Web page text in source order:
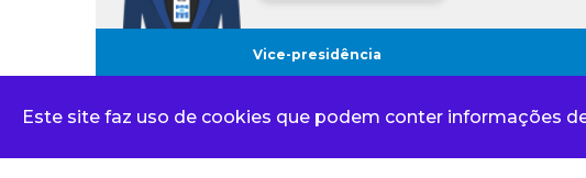
Vice-presidência
Ouvidoria
Este site faz uso de cookies que podem conter informações